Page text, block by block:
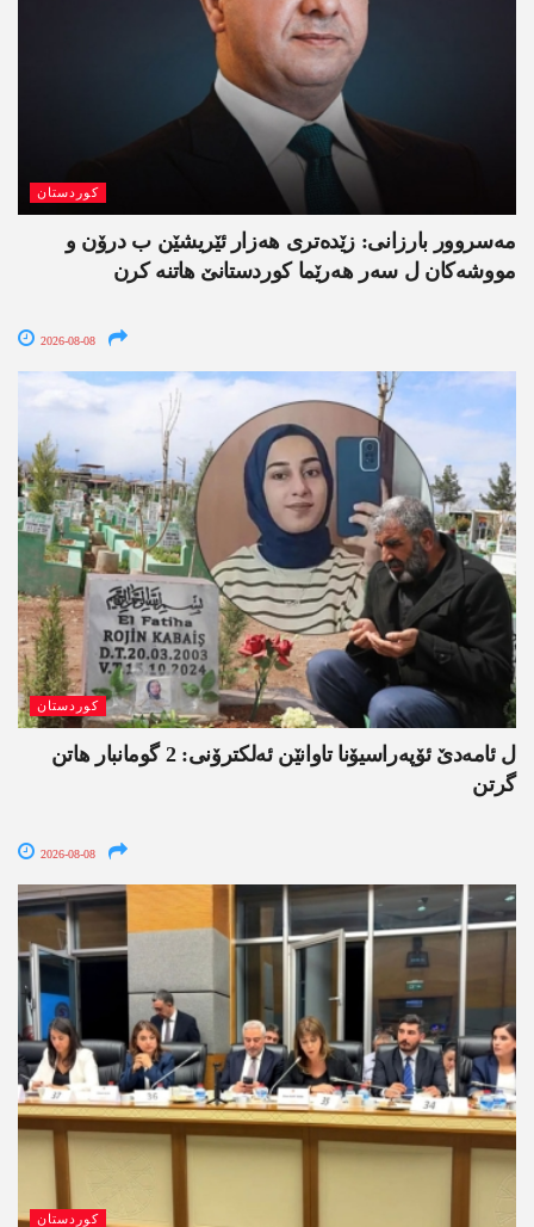
کوردستان
مەسروور بارزانی: زێدەتری ھەزار ئێریشێن ب درۆن و
مووشەکان ل سەر ھەرێما کوردستانێ ھاتنە کرن
2026-08-08
کوردستان
ل ئامەدێ ئۆپەراسیۆنا تاوانێن ئەلکترۆنی: 2 گومانبار ھاتن
گرتن
2026-08-08
کوردستان